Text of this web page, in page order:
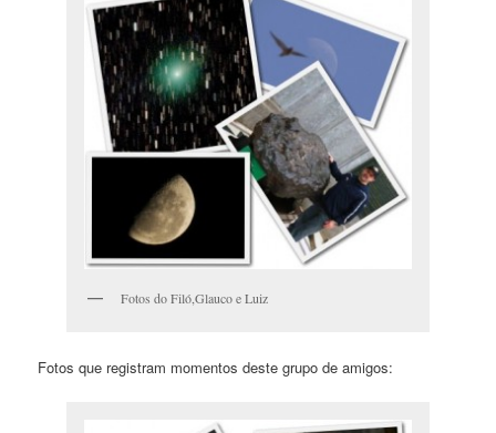
Fotos do Filó,Glauco e Luiz
Fotos que registram momentos deste grupo de amigos: